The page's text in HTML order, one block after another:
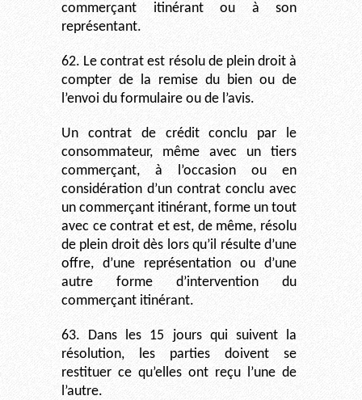
commerçant itinérant ou à son
représentant.
62. Le contrat est résolu de plein droit à
compter de la remise du bien ou de
l’envoi du formulaire ou de l’avis.
Un contrat de crédit conclu par le
consommateur, même avec un tiers
commerçant, à l’occasion ou en
considération d’un contrat conclu avec
un commerçant itinérant, forme un tout
avec ce contrat et est, de même, résolu
de plein droit dès lors qu’il résulte d’une
offre, d’une représentation ou d’une
autre forme d’intervention du
commerçant itinérant.
63. Dans les 15 jours qui suivent la
résolution, les parties doivent se
restituer ce qu’elles ont reçu l’une de
l’autre.